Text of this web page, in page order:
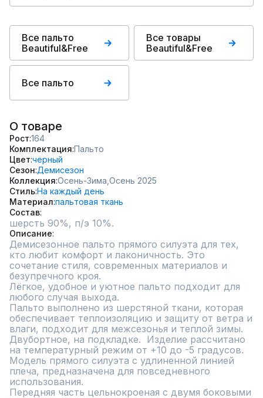
Все пальто
Beautiful&Free
Все товары
Beautiful&Free
Все пальто
О товаре
Рост 164
Комплектация Пальто
Цвет черный
Сезон Демисезон
Коллекция Осень-Зима, Осень 2025
СтильНа каждый день
Материал пальтовая ткань
Состав
шерсть 90%, п/э 10%.
Описание
Демисезонное пальто прямого силуэта для тех,
кто любит комфорт и лаконичность. Это
сочетание стиля, современных материалов и
безупречного кроя.
Лёгкое, удобное и уютное пальто подходит для
любого случая выхода.
Пальто выполнено из шерстяной ткани, которая
обеспечивает теплоизоляцию и защиту от ветра и
влаги, подходит для межсезонья и теплой зимы.
Двубортное, на подкладке.  Изделие рассчитано
на температурный режим от +10 до -5 градусов.
Модель прямого силуэта с удлиненной линией
плеча, предназначена для повседневного
использования.
Передняя часть цельнокроеная с двумя боковыми